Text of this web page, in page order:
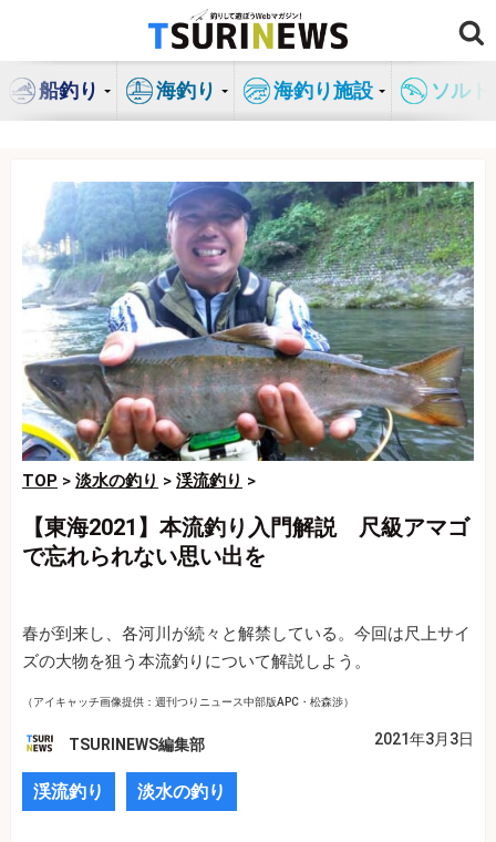
ン
船釣り 海釣り 海釣り施設 ソル
TOP > 淡水の釣り > 渓流釣り >
【東海2021】本流釣り入門解説 尺級アマゴ
で忘れられない思い出を
春が到来し、各河川が続々と解禁している。今回は尺上サイ
ズの大物を狙う本流釣りについて解説しよう。
（アイキャッチ画像提供：週刊つりニュース中部版APC・松森渉）
TSURINEWS編集部 2021年3月3日
渓流釣り 淡水の釣り